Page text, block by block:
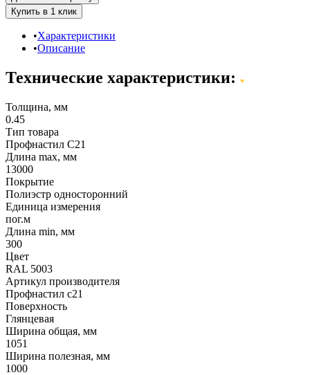
Характеристики
Описание
Технические характеристики:
Толщина, мм
0.45
Тип товара
Профнастил С21
Длина max, мм
13000
Покрытие
Полиэстр односторонний
Единица измерения
пог.м
Длина min, мм
300
Цвет
RAL 5003
Артикул производителя
Профнастил с21
Поверхность
Глянцевая
Ширина общая, мм
1051
Ширина полезная, мм
1000